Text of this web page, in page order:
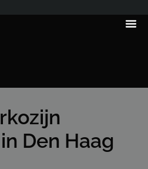
Den Haag